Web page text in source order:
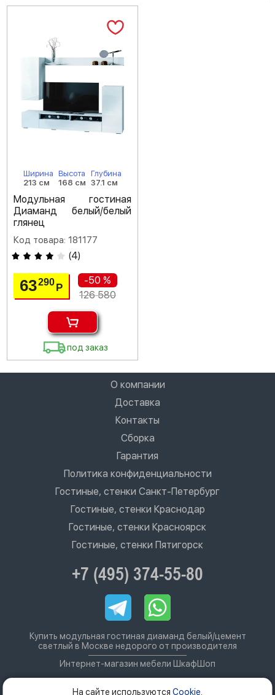
Ширина
213 см
Высота
168 см
Глубина
37.1 см
Модульная гостиная
Диаманд белый/белый
глянец
Код товара: 181177
(4)
63290Р
-50 %
126 580
под заказ
О компании
Доставка
Контакты
Сборка
Гарантия
Политика конфиденциальности
Гостиные, стенки Санкт-Петербург
Гостиные, стенки Краснодар
Гостиные, стенки Красноярск
Гостиные, стенки Пятигорск
+7 (495) 374-55-80
Купить модульная гостиная диаманд белый/цемент
светлый в Москве недорого от производителя
Интернет-магазин мебели ШкафШоп
На сайте используются Cookie